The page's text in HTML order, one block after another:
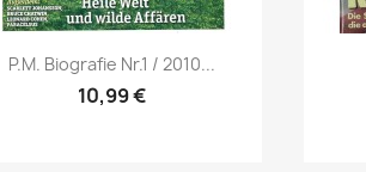
Vorschau
P.M. Biografie Nr.1 / 2010...
10,99 €